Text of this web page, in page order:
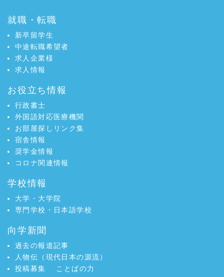
就職・転職
新卒留学生
中途転職希望者
求人企業様
求人情報
お役立ち情報
行政書士
外国語対応医療機関
お部屋探しリンク集
宿舎情報
奨学金情報
コロナ関連情報
学校情報
大学・大学院
専門学校・日本語学校
向学新聞
過去の報道記事
人物伝（現代日本の源流）
投稿募集
ことばの力